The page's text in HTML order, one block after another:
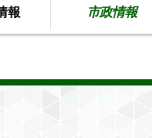
報 市政情報